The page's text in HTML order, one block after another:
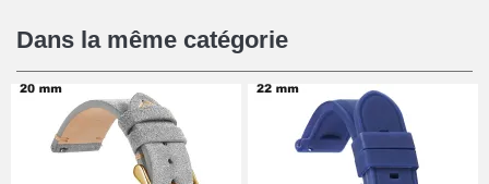
Dans la même catégorie